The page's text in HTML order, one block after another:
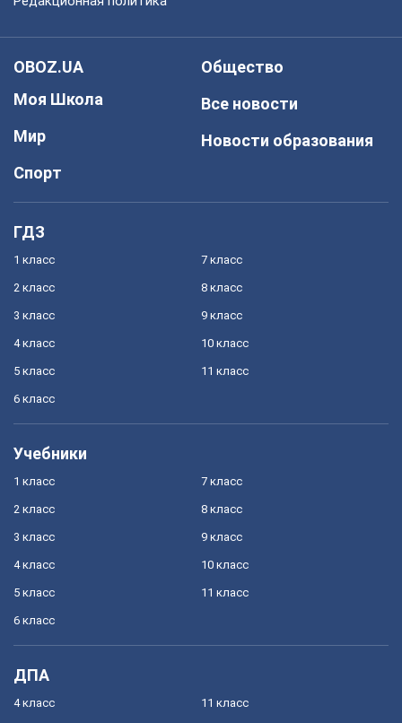
OBOZ.UA
Моя Школа
Мир
Спорт
Общество
Все новости
Новости образования
ГДЗ
1 класс
2 класс
3 класс
4 класс
5 класс
6 класс
7 класс
8 класс
9 класс
10 класс
11 класс
Учебники
1 класс
2 класс
3 класс
4 класс
5 класс
6 класс
7 класс
8 класс
9 класс
10 класс
11 класс
ДПА
4 класс 11 класс